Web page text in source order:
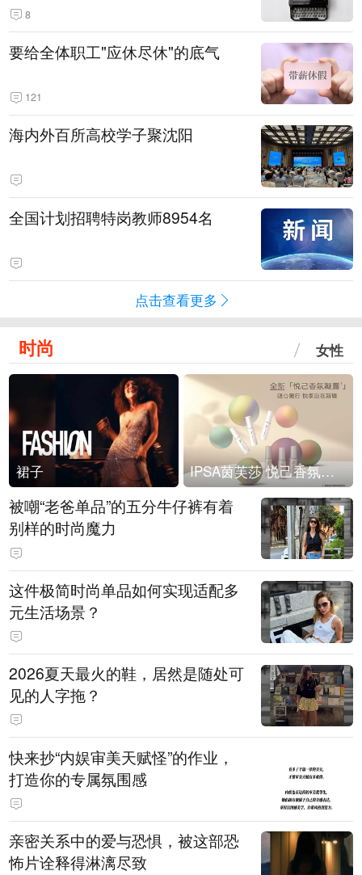
8
要给全体职工"应休尽休"的底气
121
海内外百所高校学子聚沈阳
全国计划招聘特岗教师8954名
点击查看更多
时尚 女性
裙子 IPSA茵芙莎 悦己香氛凝露上市
被嘲“老爸单品”的五分牛仔裤有着
别样的时尚魔力
这件极简时尚单品如何实现适配多
元生活场景？
2026夏天最火的鞋，居然是随处可
见的人字拖？
快来抄“内娱审美天赋怪”的作业，
打造你的专属氛围感
亲密关系中的爱与恐惧，被这部恐
怖片诠释得淋漓尽致